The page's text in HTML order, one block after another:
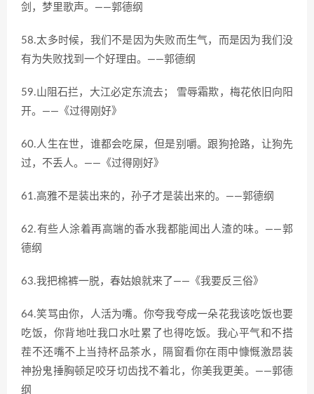
剑，梦里歌声。——郭德纲
58.太多时候，我们不是因为失败而生气，而是因为我们没
有为失败找到一个好理由。——郭德纲
59.山阻石拦，大江必定东流去； 雪辱霜欺，梅花依旧向阳
开。——《过得刚好》
60.人生在世，谁都会吃屎，但是别嚼。跟狗抢路，让狗先
过，不丢人。——《过得刚好》
61.高雅不是装出来的，孙子才是装出来的。——郭德纲
62.有些人涂着再高端的香水我都能闻出人渣的味。——郭
德纲
63.我把棉裤一脱，春姑娘就来了——《我要反三俗》
64.笑骂由你，人活为嘴。你夸我夸成一朵花我该吃饭也要
吃饭，你背地吐我口水吐累了也得吃饭。我心平气和不搭
茬不还嘴不上当持杯品茶水，隔窗看你在雨中慷慨激昂装
神扮鬼捶胸顿足咬牙切齿找不着北，你美我更美。——郭德
纲